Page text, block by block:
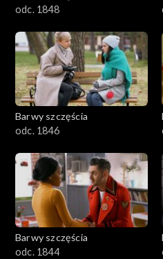
odc. 1848
Barwy szczęścia
odc. 1846
Barwy szczęścia
odc. 1844